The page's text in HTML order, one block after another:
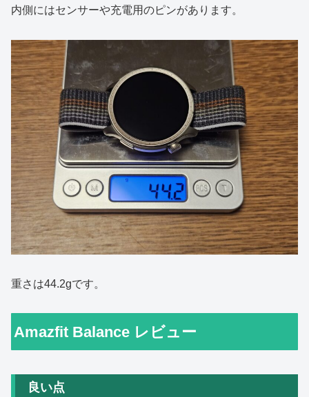
内側にはセンサーや充電用のピンがあります。
重さは44.2gです。
Amazfit Balance レビュー
良い点